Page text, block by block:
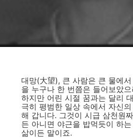
대망(大望), 큰 사람은 큰 물에
을 누구나 한 번쯤은 들어보았
하지만 어린 시절 꿈과는 달리
극히 평범한 일상 속에서 자신
해 갑니다. 그것이 시급 삼천원
든 아니면 야근을 밥먹듯이 하
삶이든 말이죠.